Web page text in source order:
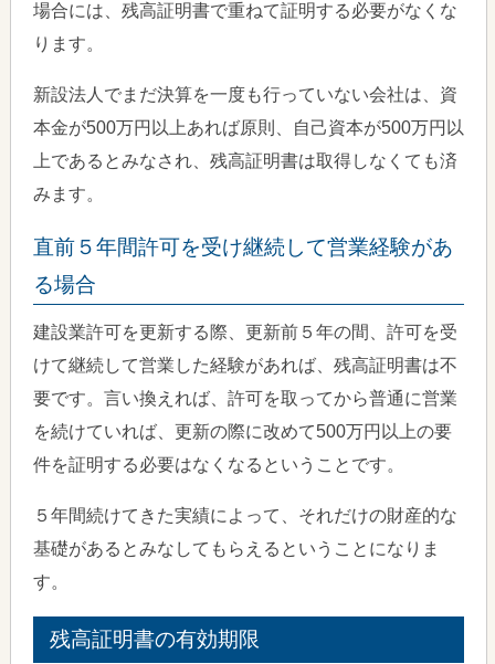
場合には、残高証明書で重ねて証明する必要がなくな
ります。
新設法人でまだ決算を一度も行っていない会社は、資
本金が500万円以上あれば原則、自己資本が500万円以
上であるとみなされ、残高証明書は取得しなくても済
みます。
直前５年間許可を受け継続して営業経験があ
る場合
建設業許可を更新する際、更新前５年の間、許可を受
けて継続して営業した経験があれば、残高証明書は不
要です。言い換えれば、許可を取ってから普通に営業
を続けていれば、更新の際に改めて500万円以上の要
件を証明する必要はなくなるということです。
５年間続けてきた実績によって、それだけの財産的な
基礎があるとみなしてもらえるということになりま
す。
残高証明書の有効期限